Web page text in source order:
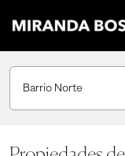
Barrio Norte